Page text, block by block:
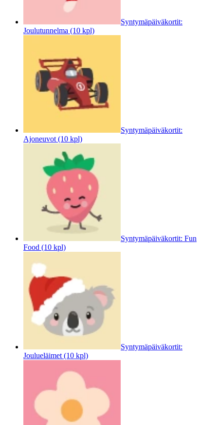
Syntymäpäiväkortit:
Joulutunnelma (10 kpl)
Syntymäpäiväkortit:
Ajoneuvot (10 kpl)
Syntymäpäiväkortit: Fun
Food (10 kpl)
Syntymäpäiväkortit:
Joulueläimet (10 kpl)